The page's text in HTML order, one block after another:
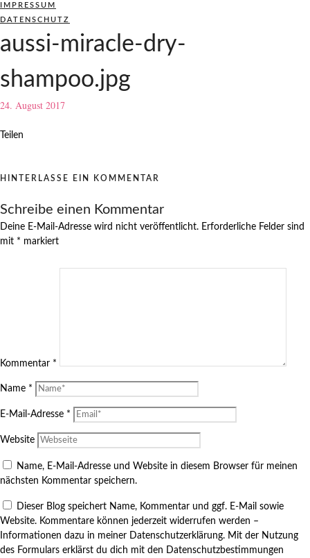
IMPRESSUM
DATENSCHUTZ
aussi-miracle-dry-
shampoo.jpg
24. August 2017
Teilen
HINTERLASSE EIN KOMMENTAR
Schreibe einen Kommentar
Deine E-Mail-Adresse wird nicht veröffentlicht. Erforderliche Felder sind
mit * markiert
Kommentar *
Name *
E-Mail-Adresse *
Website
Name, E-Mail-Adresse und Website in diesem Browser für meinen
nächsten Kommentar speichern.
Dieser Blog speichert Name, Kommentar und ggf. E-Mail sowie
Website. Kommentare können jederzeit widerrufen werden –
Informationen dazu in meiner Datenschutzerklärung. Mit der Nutzung
des Formulars erklärst du dich mit den Datenschutzbestimmungen